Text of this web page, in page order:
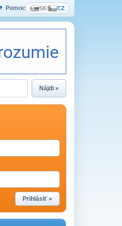
Pomoc SK/ CZ
Nájdi »
Prihlásiť »